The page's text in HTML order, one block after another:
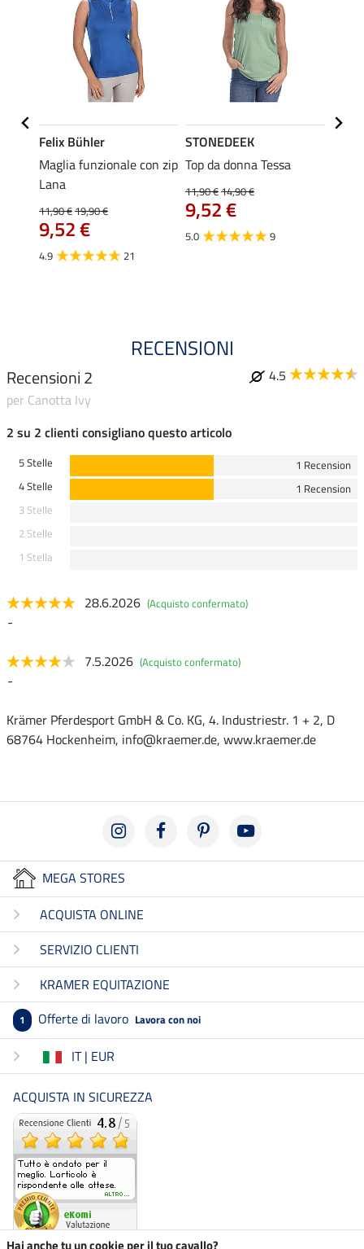
Felix Bühler
Maglia funzionale con zip
Lana
11,90 €19,90 €
9,52 €
4.9 21
STONEDEEK
Top da donna Tessa
11,90 €14,90 €
9,52 €
5.0 9
RECENSIONI
Recensioni 2
4.5
per Canotta Ivy
2 su 2 clienti consigliano questo articolo
5 Stelle
1 Recension
4 Stelle
1 Recension
3 Stelle
2 Stelle
1 Stella
28.6.2026 (Acquisto confermato)
-
7.5.2026 (Acquisto confermato)
-
Krämer Pferdesport GmbH & Co. KG, 4. Industriestr. 1 + 2, D
68764 Hockenheim, info@kraemer.de, www.kraemer.de
MEGA STORES
ACQUISTA ONLINE
SERVIZIO CLIENTI
KRAMER EQUITAZIONE
1 Offerte di lavoro Lavora con noi
IT | EUR
ACQUISTA IN SICUREZZA